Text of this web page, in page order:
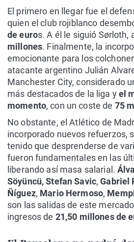
El primero en llegar fue el
quien el club rojiblanco
de euros. A él le siguió Sørloth,
millones. Finalmente, la
emocionante para los
atacante argentino Julián
Manchester City, considerado
más destacados de la liga yel
momento, con un coste de 75
No obstante, el Atlético de
incorporado nuevos refuerzos,
tenido que desprenderse de
fueron fundamentales en las
liberando así masa salarial.
Söyüncü, Stefan Savic,Gabriel
Ñíguez, Mario Hermoso,
son las salidas de este
ingresos de 21,50 millones de